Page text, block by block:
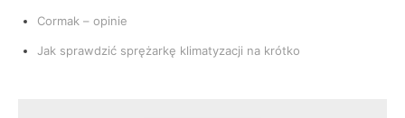
Cormak – opinie
Jak sprawdzić sprężarkę klimatyzacji na krótko